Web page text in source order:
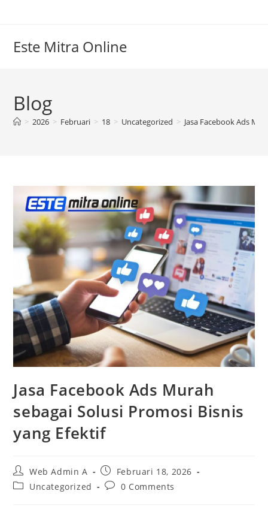
Este Mitra Online
Blog
> 2026 > Februari > 18 > Uncategorized > Jasa Facebook Ads
Jasa Facebook Ads Murah
sebagai Solusi Promosi Bisnis
yang Efektif
Post
author:
Web Admin A
Post
published:
Februari 18, 2026
PostUncategorized
Post0 Comments